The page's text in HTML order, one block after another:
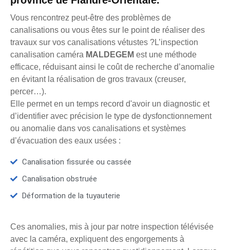
Vous rencontrez peut-être des problèmes de
canalisations ou vous êtes sur le point de réaliser des
travaux sur vos canalisations vétustes ?L’inspection
canalisation caméra MALDEGEM est une méthode
efficace, réduisant ainsi le coût de recherche d’anomalie
en évitant la réalisation de gros travaux (creuser,
percer…).
Elle permet en un temps record d'avoir un diagnostic et
d’identifier avec précision le type de dysfonctionnement
ou anomalie dans vos canalisations et systèmes
d’évacuation des eaux usées :
Canalisation fissurée ou cassée
Canalisation obstruée
Déformation de la tuyauterie
Ces anomalies, mis à jour par notre inspection télévisée
avec la caméra, expliquent des engorgements à